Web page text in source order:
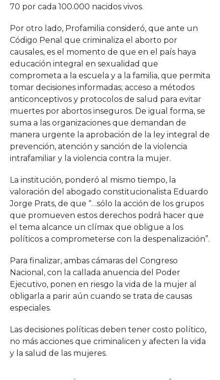
70 por cada 100.000 nacidos vivos.
Por otro lado, Profamilia consideró, que ante un
Código Penal que criminaliza el aborto por
causales, es el momento de que en el país haya
educación integral en sexualidad que
comprometa a la escuela y a la familia, que permita
tomar decisiones informadas; acceso a métodos
anticonceptivos y protocolos de salud para evitar
muertes por abortos inseguros. De igual forma, se
suma a las organizaciones que demandan de
manera urgente la aprobación de la ley integral de
prevención, atención y sanción de la violencia
intrafamiliar y la violencia contra la mujer.
La institución, ponderó al mismo tiempo, la
valoración del abogado constitucionalista Eduardo
Jorge Prats, de que “…sólo la acción de los grupos
que promueven estos derechos podrá hacer que
el tema alcance un clímax que obligue a los
políticos a comprometerse con la despenalización”.
Para finalizar, ambas cámaras del Congreso
Nacional, con la callada anuencia del Poder
Ejecutivo, ponen en riesgo la vida de la mujer al
obligarla a parir aún cuando se trata de causas
especiales.
Las decisiones políticas deben tener costo político,
no más acciones que criminalicen y afecten la vida
y la salud de las mujeres.